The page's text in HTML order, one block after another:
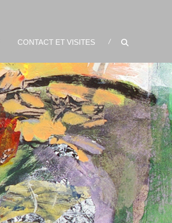
CONTACT ET VISITES